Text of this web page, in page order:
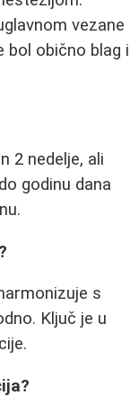
vezane
bol obično blag i
2 nedelje, ali
godinu dana
s
Ključ je u